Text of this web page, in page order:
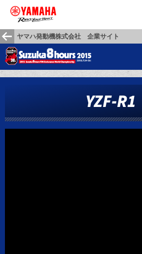
ヤマハ発動機株式会社 企業サイト
YZF-R1